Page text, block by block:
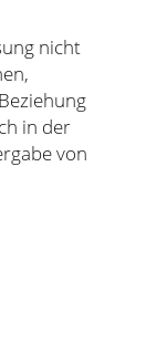
nicht
in der
von